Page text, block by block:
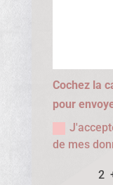
Cochez la
pour
de mes
2